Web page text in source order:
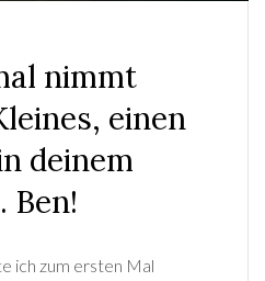
nimmt
einen
deinem
Ben!
ich zum ersten Mal